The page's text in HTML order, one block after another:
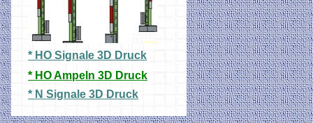
* HO Signale 3D Druck
* HO Ampeln 3D Druck
* N Signale 3D Druck